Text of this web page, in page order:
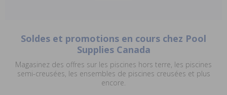
Soldes et promotions en cours chez Pool
Supplies Canada
Magasinez des offres sur les piscines hors terre, les piscines
semi-creusées, les ensembles de piscines creusées et plus
encore.